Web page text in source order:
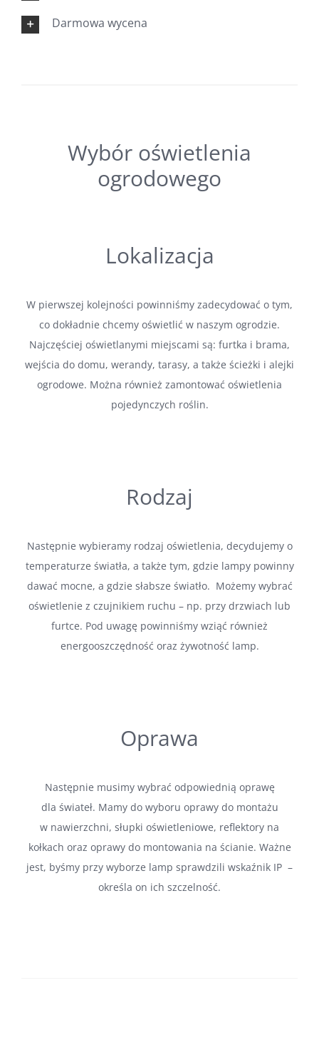
Darmowa wycena
Wybór oświetlenia
ogrodowego
Lokalizacja
W pierwszej kolejności powinniśmy zadecydować o tym,
co dokładnie chcemy oświetlić w naszym ogrodzie.
Najczęściej oświetlanymi miejscami są: furtka i brama,
wejścia do domu, werandy, tarasy, a także ścieżki i alejki
ogrodowe. Można również zamontować oświetlenia
pojedynczych roślin.
Rodzaj
Następnie wybieramy rodzaj oświetlenia, decydujemy o
temperaturze światła, a także tym, gdzie lampy powinny
dawać mocne, a gdzie słabsze światło. Możemy wybrać
oświetlenie z czujnikiem ruchu – np. przy drzwiach lub
furtce. Pod uwagę powinniśmy wziąć również
energooszczędność oraz żywotność lamp.
Oprawa
Następnie musimy wybrać odpowiednią oprawę
dla świateł. Mamy do wyboru oprawy do montażu
w nawierzchni, słupki oświetleniowe, reflektory na
kołkach oraz oprawy do montowania na ścianie. Ważne
jest, byśmy przy wyborze lamp sprawdzili wskaźnik IP –
określa on ich szczelność.